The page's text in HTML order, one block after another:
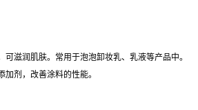
滋润肌肤。常用于泡泡卸妆乳、乳液等产品中。
剂，改善涂料的性能。